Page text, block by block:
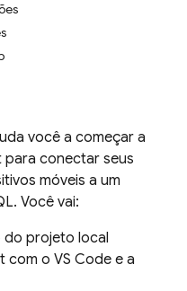
você a começar a
para conectar seus
móveis a um
Você vai:
projeto local
com o VS Code e a